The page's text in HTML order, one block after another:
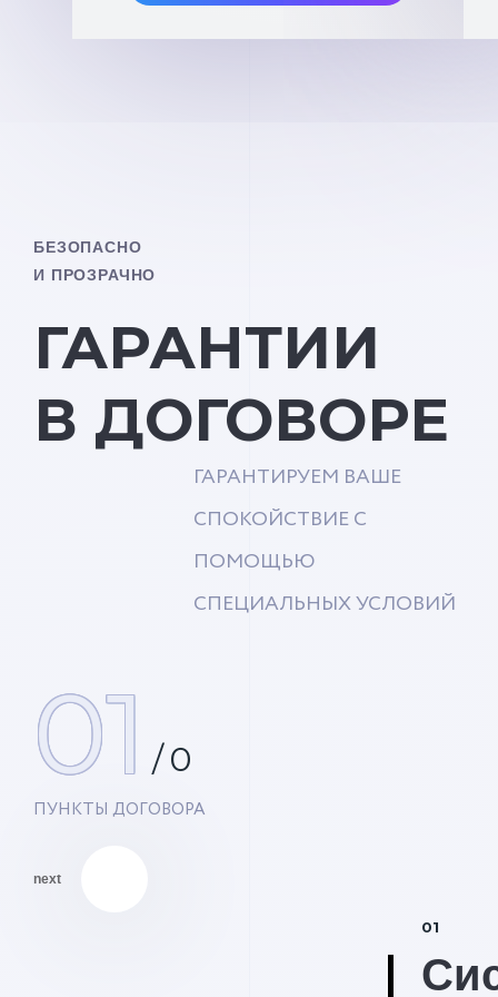
БЕЗОПАСНО
И ПРОЗРАЧНО
ГАРАНТИИ
В ДОГОВОРЕ
ГАРАНТИРУЕМ ВАШЕ
СПОКОЙСТВИЕ С
ПОМОЩЬЮ
СПЕЦИАЛЬНЫХ УСЛОВИЙ
01 /0
ПУНКТЫ ДОГОВОРА
next
01